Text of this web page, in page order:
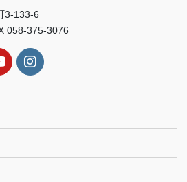
3-133-6
058-375-3076